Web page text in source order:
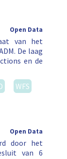
Open Data
van het
De laag
en de
WFS
Open Data
door het
van 6